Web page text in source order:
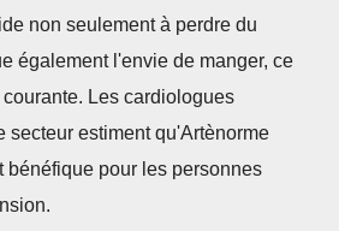
non seulement à perdre du
également l'envie de manger, ce
Les cardiologues
secteur estiment qu'Artènorme
bénéfique pour les personnes